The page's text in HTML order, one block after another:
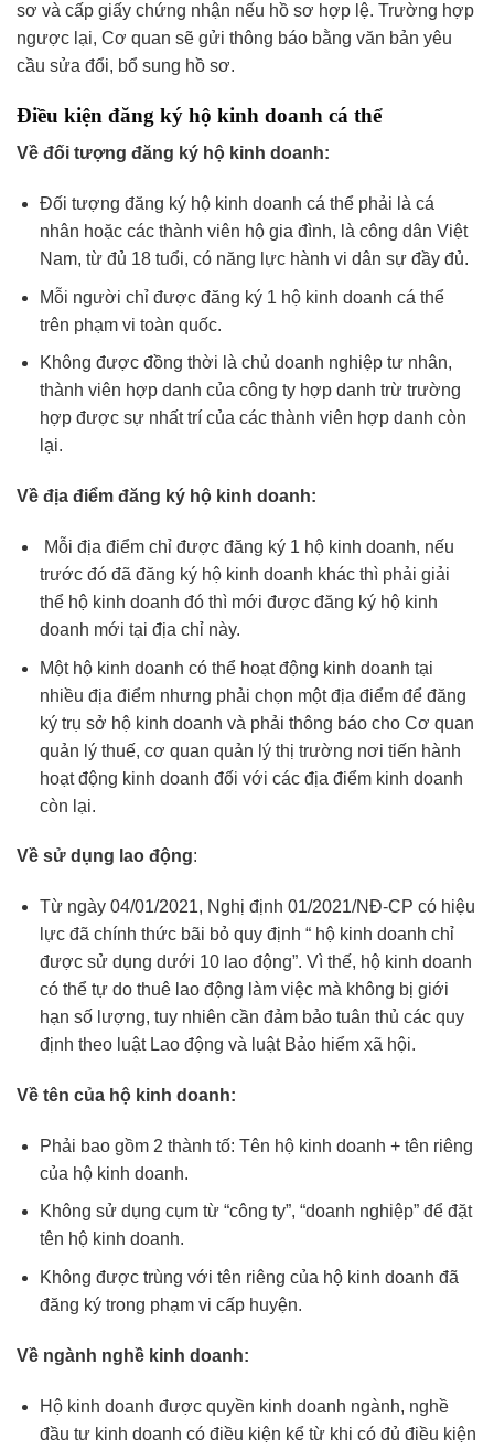
sơ và cấp giấy chứng nhận nếu hồ sơ hợp lệ. Trường hợp
ngược lại, Cơ quan sẽ gửi thông báo bằng văn bản yêu
cầu sửa đổi, bổ sung hồ sơ.
Điều kiện đăng ký hộ kinh doanh cá thể
Về đối tượng đăng ký hộ kinh doanh:
Đối tượng đăng ký hộ kinh doanh cá thể phải là cá
nhân hoặc các thành viên hộ gia đình, là công dân Việt
Nam, từ đủ 18 tuổi, có năng lực hành vi dân sự đầy đủ.
Mỗi người chỉ được đăng ký 1 hộ kinh doanh cá thể
trên phạm vi toàn quốc.
Không được đồng thời là chủ doanh nghiệp tư nhân,
thành viên hợp danh của công ty hợp danh trừ trường
hợp được sự nhất trí của các thành viên hợp danh còn
lại.
Về địa điểm đăng ký hộ kinh doanh:
Mỗi địa điểm chỉ được đăng ký 1 hộ kinh doanh, nếu
trước đó đã đăng ký hộ kinh doanh khác thì phải giải
thể hộ kinh doanh đó thì mới được đăng ký hộ kinh
doanh mới tại địa chỉ này.
Một hộ kinh doanh có thể hoạt động kinh doanh tại
nhiều địa điểm nhưng phải chọn một địa điểm để đăng
ký trụ sở hộ kinh doanh và phải thông báo cho Cơ quan
quản lý thuế, cơ quan quản lý thị trường nơi tiến hành
hoạt động kinh doanh đối với các địa điểm kinh doanh
còn lại.
Về sử dụng lao động:
Từ ngày 04/01/2021, Nghị định 01/2021/NĐ-CP có hiệu
lực đã chính thức bãi bỏ quy định “ hộ kinh doanh chỉ
được sử dụng dưới 10 lao động”. Vì thế, hộ kinh doanh
có thể tự do thuê lao động làm việc mà không bị giới
hạn số lượng, tuy nhiên cần đảm bảo tuân thủ các quy
định theo luật Lao động và luật Bảo hiểm xã hội.
Về tên của hộ kinh doanh:
Phải bao gồm 2 thành tố: Tên hộ kinh doanh + tên riêng
của hộ kinh doanh.
Không sử dụng cụm từ “công ty”, “doanh nghiệp” để đặt
tên hộ kinh doanh.
Không được trùng với tên riêng của hộ kinh doanh đã
đăng ký trong phạm vi cấp huyện.
Về ngành nghề kinh doanh:
Hộ kinh doanh được quyền kinh doanh ngành, nghề
đầu tư kinh doanh có điều kiện kể từ khi có đủ điều kiện